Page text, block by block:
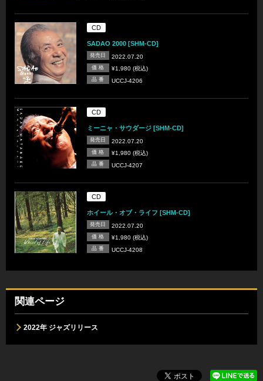
CD
SADAO 2000 [SHM-CD]
発売日 2022.07.20
価 格 ¥1,980 (税込)
品 番 UCCJ-4206
CD
ミーニャ・サウダージ [SHM-CD]
発売日 2022.07.20
価 格 ¥1,980 (税込)
品 番 UCCJ-4207
CD
ホイール・オブ・ライフ [SHM-CD]
発売日 2022.07.20
価 格 ¥1,980 (税込)
品 番 UCCJ-4208
関連ページ
2022年 ジャズリリース